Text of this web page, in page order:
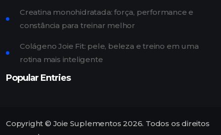
Creatina monohidratada: força, performance e
constância para treinar melhor
Colágeno Joie Fit: pele, beleza e treino em uma
rotina mais inteligente
Popular Entries
Copyright © Joie Suplementos 2026. Todos os direitos